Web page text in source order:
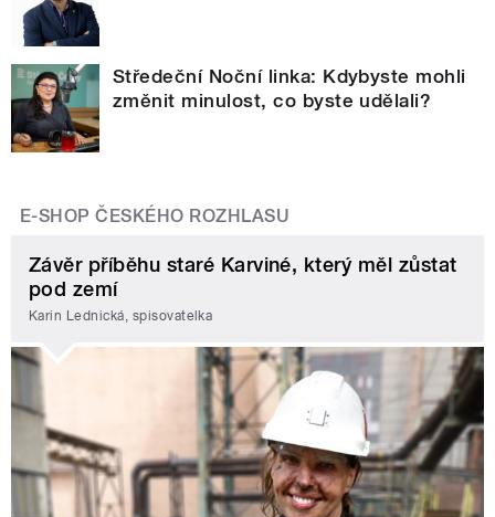
Středeční Noční linka: Kdybyste mohli
změnit minulost, co byste udělali?
E-SHOP ČESKÉHO ROZHLASU
Závěr příběhu staré Karviné, který měl zůstat
pod zemí
Karin Lednická, spisovatelka